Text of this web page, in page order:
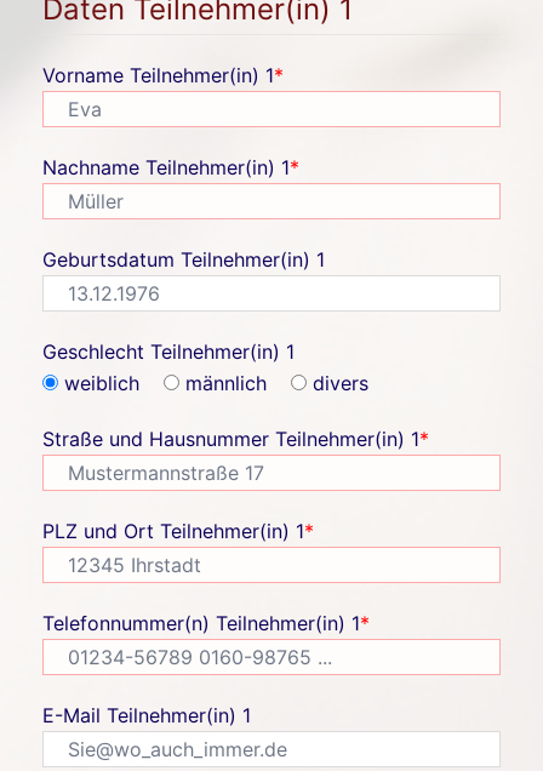
Daten Teilnehmer(in) 1
Vorname Teilnehmer(in) 1*
Nachname Teilnehmer(in) 1*
Geburtsdatum Teilnehmer(in) 1
Geschlecht Teilnehmer(in) 1
weiblich
männlich divers
Straße und Hausnummer Teilnehmer(in) 1*
PLZ und Ort Teilnehmer(in) 1*
Telefonnummer(n) Teilnehmer(in) 1*
E-Mail Teilnehmer(in) 1